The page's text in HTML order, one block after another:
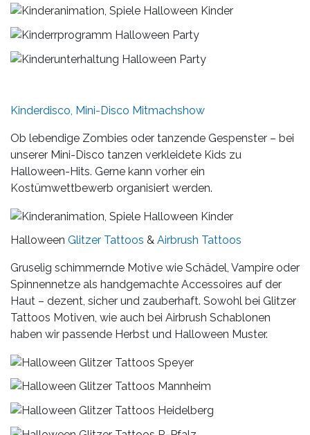
Kinderdisco, Mini-Disco Mitmachshow
Ob lebendige Zombies oder tanzende Gespenster – bei
unserer Mini-Disco tanzen verkleidete Kids zu
Halloween-Hits. Gerne kann vorher ein
Kostümwettbewerb organisiert werden.
Halloween Glitzer Tattoos & Airbrush Tattoos
Gruselig schimmernde Motive wie Schädel, Vampire oder
Spinnennetze als handgemachte Accessoires auf der
Haut – dezent, sicher und zauberhaft. Sowohl bei Glitzer
Tattoos Motiven, wie auch bei Airbrush Schablonen
haben wir passende Herbst und Halloween Muster.